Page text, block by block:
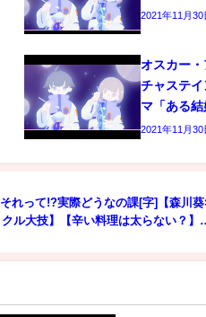
2021年11月30
オスカー・
チャステ
マ「ある
2021年11月30
それって!?実際どうなの課[字]【森川
クル大技】【辛い料理は太らない？